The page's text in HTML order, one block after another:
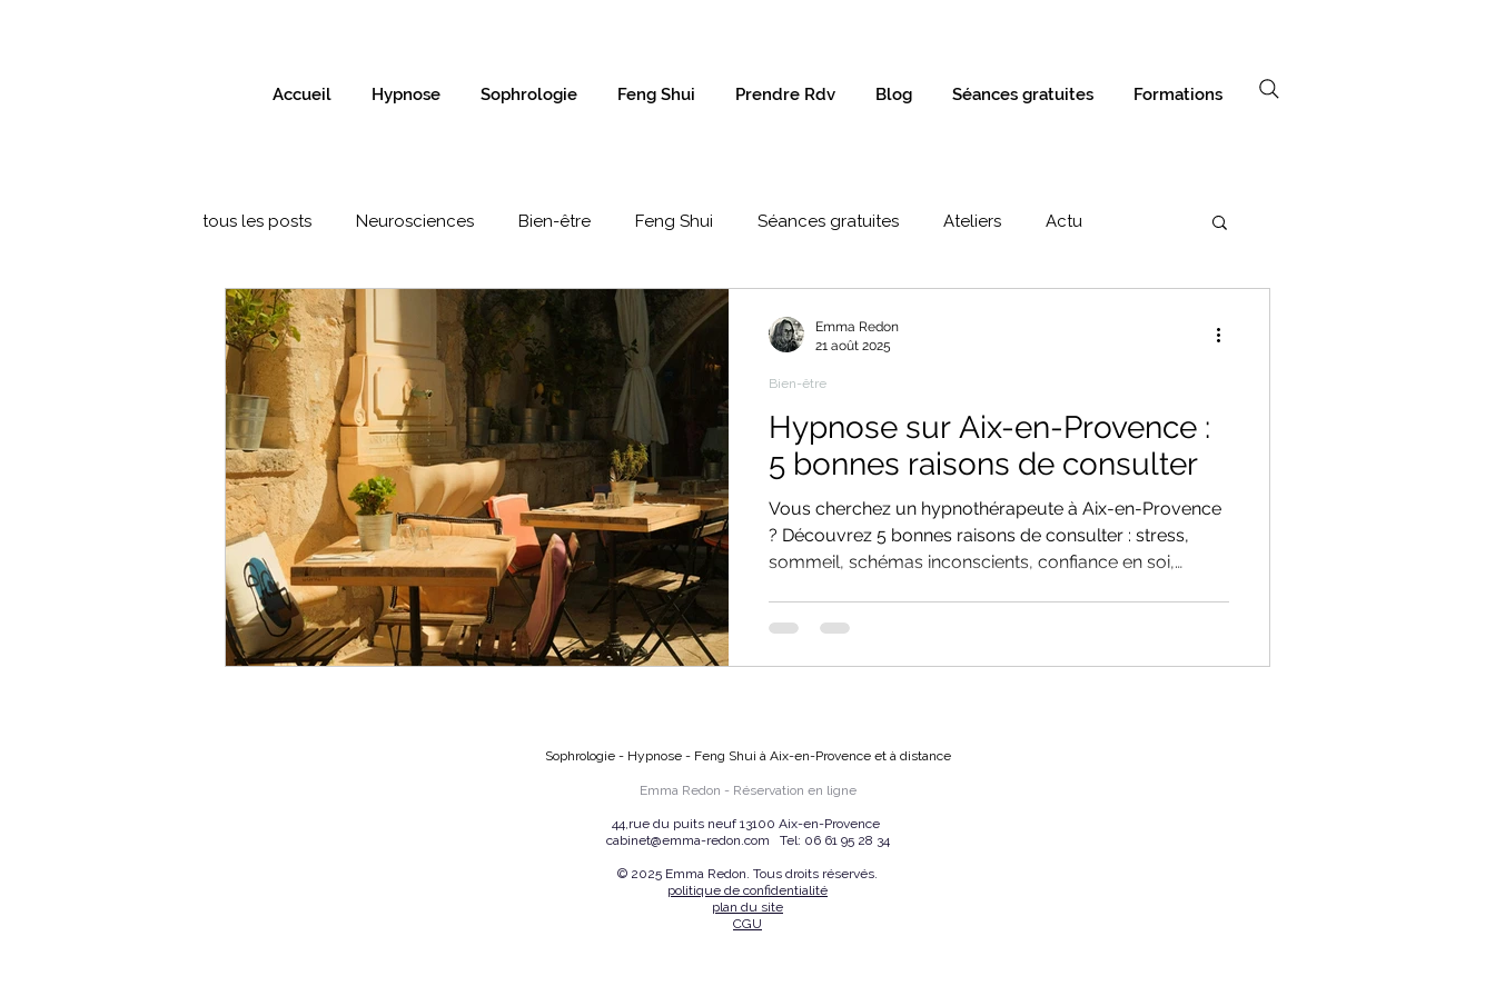
Accueil Hypnose Sophrologie Feng Shui Prendre Rdv Blog Séances gratuites Formations
tous les posts Neurosciences Bien-être Feng Shui Séances gratuites Ateliers Actu
Formation
Hypnose sur Aix-en-Provence :
5 bonnes raisons de consulter
Vous cherchez un hypnothérapeute à Aix-en-Provence
? Découvrez 5 bonnes raisons de consulter : stress,
sommeil, schémas inconscients, confiance en soi,
distance en visio-consultation.
Bien-être
Emma Redon
21 août 2025
Sophrologie - Hypnose - Feng Shui à Aix-en-Provence et à distance
Emma Redon - Réservation en ligne
44,rue du puits neuf 13100 Aix-en-Provence
cabinet@emma-redon.com Tel: 06 61 95 28 34
© 2025 Emma Redon. Tous droits réservés.
politique de confidentialité
plan du site
CGU